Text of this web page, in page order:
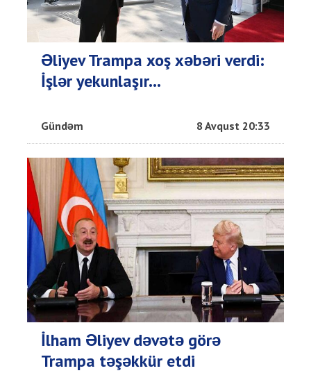
Əliyev Trampa xoş xəbəri verdi:
İşlər yekunlaşır...
Gündəm 8 Avqust 20:33
İlham Əliyev dəvətə görə
Trampa təşəkkür etdi